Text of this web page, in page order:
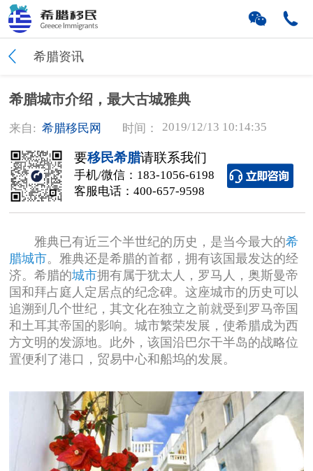
希腊资讯
希腊城市介绍，最大古城雅典
来自: 希腊移民网 时间： 2019/12/13 10:14:35
要移民希腊请联系我们
手机/微信： 183-1056-6198
客服电话： 400-657-9598
雅典已有近三个半世纪的历史，是当今最大的希
腊城市。雅典还是希腊的首都，拥有该国最发达的经
济。希腊的城市拥有属于犹太人，罗马人，奥斯曼帝
国和拜占庭人定居点的纪念碑。这座城市的历史可以
追溯到几个世纪，其文化在独立之前就受到罗马帝国
和土耳其帝国的影响。城市繁荣发展，使希腊成为西
方文明的发源地。此外，该国沿巴尔干半岛的战略位
置便利了港口，贸易中心和船坞的发展。